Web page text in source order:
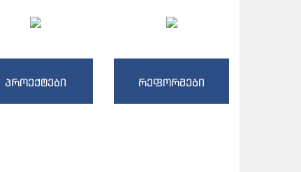
პროექტები რეფორმები